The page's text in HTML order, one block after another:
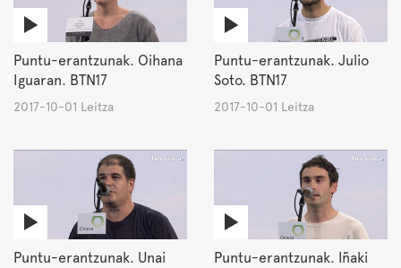
Puntu-erantzunak. Oihana
Iguaran. BTN17
2017-10-01 Leitza
Puntu-erantzunak. Julio
Soto. BTN17
2017-10-01 Leitza
Puntu-erantzunak. Unai
Puntu-erantzunak. Iñaki